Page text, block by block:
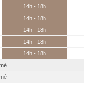
14h - 18h
14h - 18h
14h - 18h
14h - 18h
14h - 18h